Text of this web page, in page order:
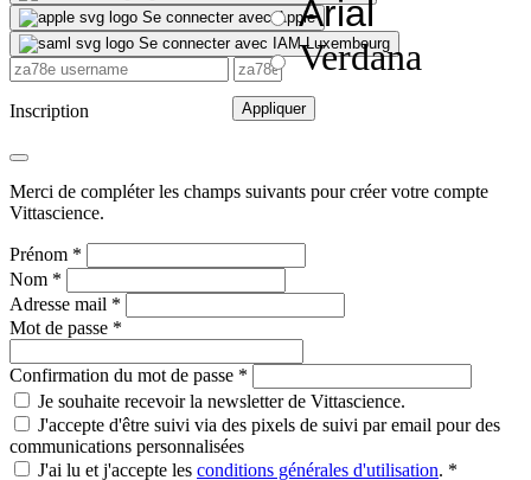
Se connecter avec Apple
Se connecter avec IAM Luxembourg
Inscription
Merci de compléter les champs suivants pour créer votre compte
Vittascience.
Prénom *
Nom *
Adresse mail *
Mot de passe *
Confirmation du mot de passe *
Je souhaite recevoir la newsletter de Vittascience.
J'accepte d'être suivi via des pixels de suivi par email pour des
communications personnalisées
J'ai lu et j'accepte les conditions générales d'utilisation. *
Arial
Verdana
Appliquer